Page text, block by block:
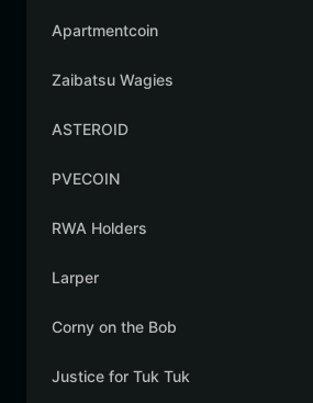
Apartmentcoin
Zaibatsu Wagies
ASTEROID
PVECOIN
RWA Holders
Larper
Corny on the Bob
Justice for Tuk Tuk